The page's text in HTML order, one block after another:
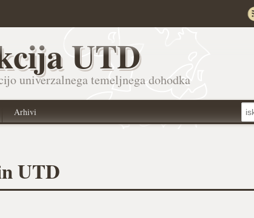
UTD
univerzalnega temeljnega dohodka
Arhivi
UTD